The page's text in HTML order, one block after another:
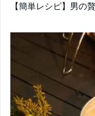
【簡単レシピ】男の